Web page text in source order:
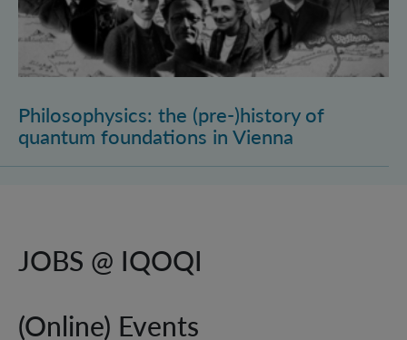
Philosophysics: the (pre-)history of
quantum foundations in Vienna
JOBS @ IQOQI
(Online) Events